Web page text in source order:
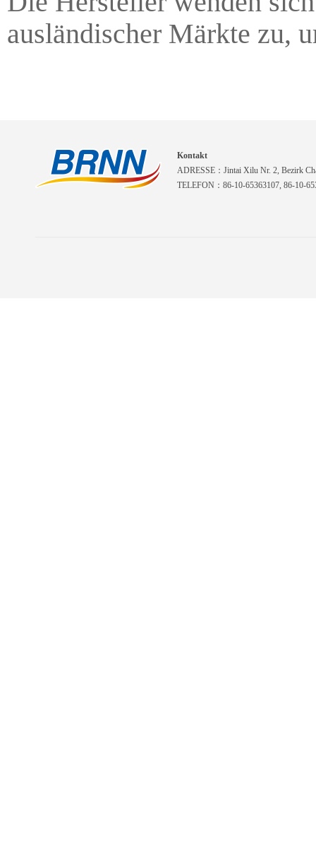
ausländischer Märkte zu,
Kontakt
ADRESSE：Jintai Xilu Nr. 2, Bezirk
TELEFON：86-10-65363107, 86-10-